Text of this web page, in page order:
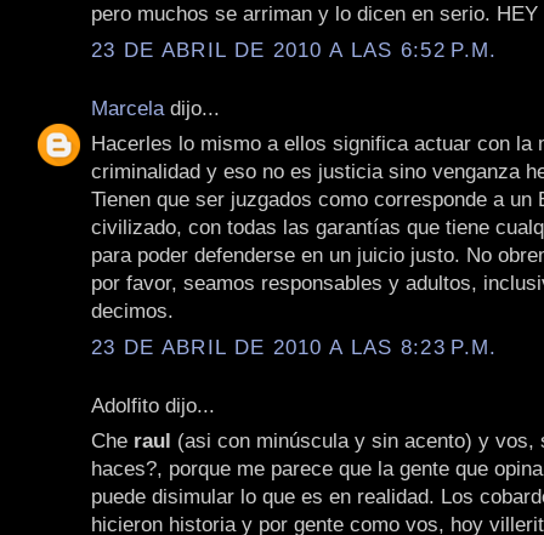
pero muchos se arriman y lo dicen en serio. HEY
23 DE ABRIL DE 2010 A LAS 6:52 P.M.
Marcela dijo...
Hacerles lo mismo a ellos significa actuar con la
criminalidad y eso no es justicia sino venganza
Tienen que ser juzgados como corresponde a un
civilizado, con todas las garantías que tiene
para poder defenderse en un juicio justo. No
por favor, seamos responsables y adultos,
decimos.
23 DE ABRIL DE 2010 A LAS 8:23 P.M.
Adolfito dijo...
Che raul (asi con minúscula y sin acento) y vos,
haces?, porque me parece que la gente que
puede disimular lo que es en realidad. Los
hicieron historia y por gente como vos, hoy